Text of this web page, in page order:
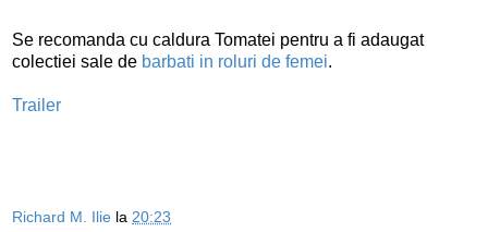
Se recomanda cu caldura Tomatei pentru a fi adaugat
colectiei sale de barbati in roluri de femei.
Trailer
Richard M. Ilie la 20:23